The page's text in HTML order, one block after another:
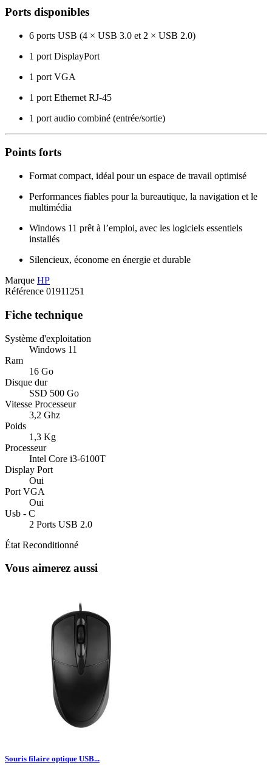
Ports disponibles
6 ports USB (4 × USB 3.0 et 2 × USB 2.0)
1 port DisplayPort
1 port VGA
1 port Ethernet RJ-45
1 port audio combiné (entrée/sortie)
Points forts
Format compact, idéal pour un espace de travail optimisé
Performances fiables pour la bureautique, la navigation et le
multimédia
Windows 11 prêt à l’emploi, avec les logiciels essentiels
installés
Silencieux, économe en énergie et durable
Marque HP
Référence 01911251
Fiche technique
Système d'exploitation
Windows 11
Ram
16 Go
Disque dur
SSD 500 Go
Vitesse Processeur
3,2 Ghz
Poids
1,3 Kg
Processeur
Intel Core i3-6100T
Display Port
Oui
Port VGA
Oui
Usb - C
2 Ports USB 2.0
État Reconditionné
Vous aimerez aussi
Souris filaire optique USB...